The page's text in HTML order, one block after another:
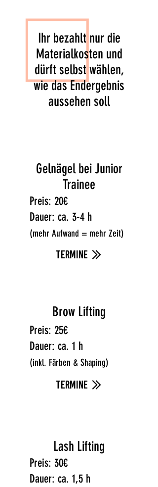
Ihr bezahlt nur die
Materialkosten und
dürft selbst wählen,
wie das Endergebnis
aussehen soll
termine
Gelnägel bei Junior
Trainee
Preis: 20€
Dauer: ca. 3-4 h
(mehr Aufwand = mehr Zeit)
Brow Lifting
Preis: 25€
Dauer: ca. 1 h
(inkl. Färben & Shaping)
termine
Lash Lifting
Preis: 30€
Dauer: ca. 1,5 h